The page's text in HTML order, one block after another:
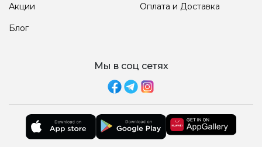
Акции
Блог
Оплата и Доставка
Мы в соц сетях